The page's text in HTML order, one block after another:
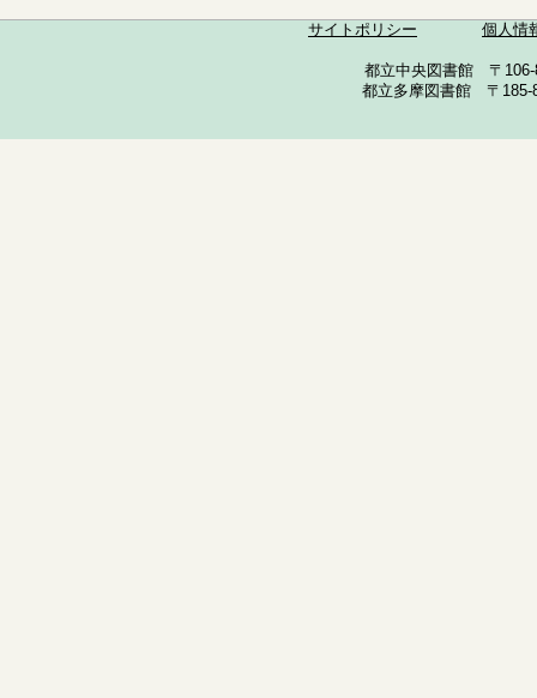
サイトポリシー 個人情
都立中央図書館 〒
都立多摩図書館 〒185-